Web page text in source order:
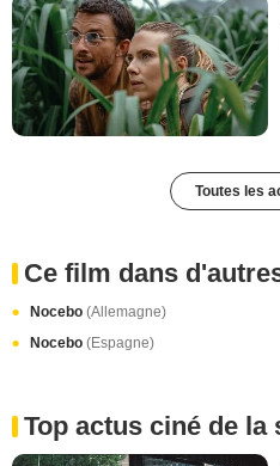
Toutes les
Ce film dans
Nocebo (Allemagne)
Nocebo (Espagne)
Top actus ciné de la